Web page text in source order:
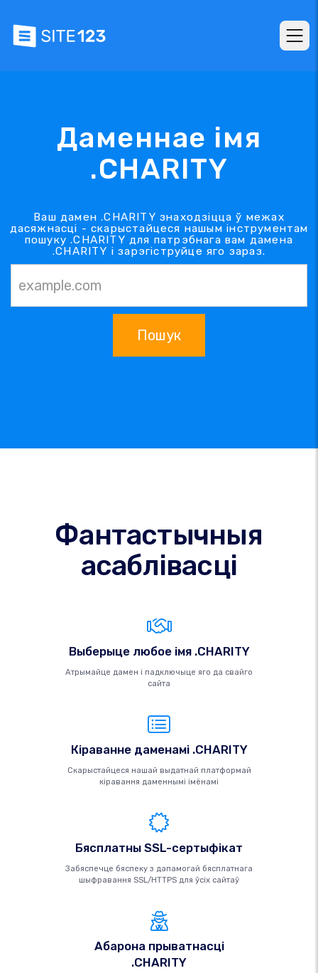
Даменнае імя
.CHARITY
Ваш дамен .CHARITY знаходзіцца ў межах
дасяжнасці - скарыстайцеся нашым інструментам
пошуку .CHARITY для патрэбнага вам дамена
.CHARITY і зарэгіструйце яго зараз.
Пошук
Фантастычныя
асаблівасці
Выберыце любое імя .CHARITY
Атрымайце дамен і падключыце яго да свайго
сайта
Кіраванне даменамі .CHARITY
Скарыстайцеся нашай выдатнай платформай
кіравання даменнымі імёнамі
Бясплатны SSL-сертыфікат
Забяспечце бяспеку з дапамогай бясплатнага
шыфравання SSL/HTTPS для ўсіх сайтаў
Абарона прыватнасці
.CHARITY